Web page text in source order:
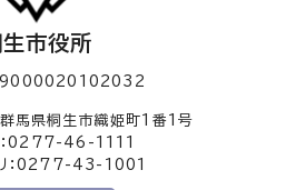
市役所
9000020102032
県桐生市織姫町1番1号
：0277-46-1111
リ：0277-43-1001